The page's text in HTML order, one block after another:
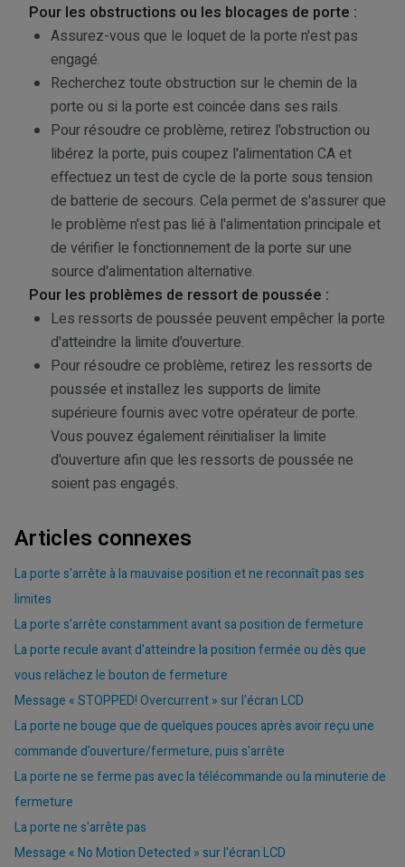
Pour les obstructions ou les blocages de porte :
Assurez-vous que le loquet de la porte n'est pas
engagé.
Recherchez toute obstruction sur le chemin de la
porte ou si la porte est coincée dans ses rails.
Pour résoudre ce problème, retirez l'obstruction ou
libérez la porte, puis coupez l'alimentation CA et
effectuez un test de cycle de la porte sous tension
de batterie de secours. Cela permet de s'assurer que
le problème n'est pas lié à l'alimentation principale et
de vérifier le fonctionnement de la porte sur une
source d'alimentation alternative.
Pour les problèmes de ressort de poussée :
Les ressorts de poussée peuvent empêcher la porte
d'atteindre la limite d'ouverture.
Pour résoudre ce problème, retirez les ressorts de
poussée et installez les supports de limite
supérieure fournis avec votre opérateur de porte.
Vous pouvez également réinitialiser la limite
d'ouverture afin que les ressorts de poussée ne
soient pas engagés.
Articles connexes
La porte s'arrête à la mauvaise position et ne reconnaît pas ses
limites
La porte s'arrête constamment avant sa position de fermeture
La porte recule avant d'atteindre la position fermée ou dès que
vous relâchez le bouton de fermeture
Message « STOPPED! Overcurrent » sur l'écran LCD
La porte ne bouge que de quelques pouces après avoir reçu une
commande d'ouverture/fermeture, puis s'arrête
La porte ne se ferme pas avec la télécommande ou la minuterie de
fermeture
La porte ne s'arrête pas
Message « No Motion Detected » sur l'écran LCD